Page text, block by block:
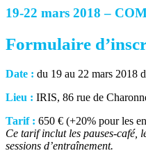
19-22 mars 2018 –
Formulaire
Date : du 19 au 22 mars 2018
Lieu : IRIS, 86 rue de
Tarif : 650 € (+20% pour les
Ce tarif inclut les pauses-café,
sessions d’entraînement.